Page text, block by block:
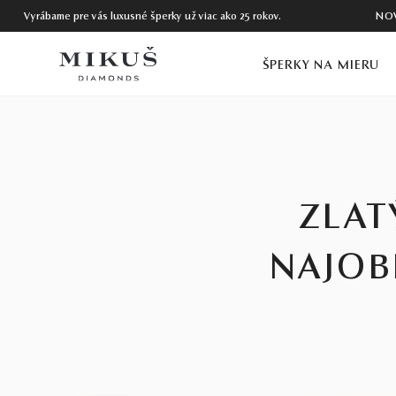
Vyrábame pre vás luxusné šperky už viac ako 25 rokov.
ŠPERKY NA MIERU